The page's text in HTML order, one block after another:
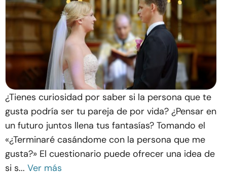
¿Tienes curiosidad por saber si la persona que te
gusta podría ser tu pareja de por vida? ¿Pensar en
un futuro juntos llena tus fantasías? Tomando el
«¿Terminaré casándome con la persona que me
gusta?» El cuestionario puede ofrecer una idea de
si s... Ver más